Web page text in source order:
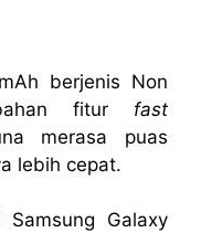
berjenis Non
fitur fast
merasa puas
lebih cepat.
Samsung Galaxy